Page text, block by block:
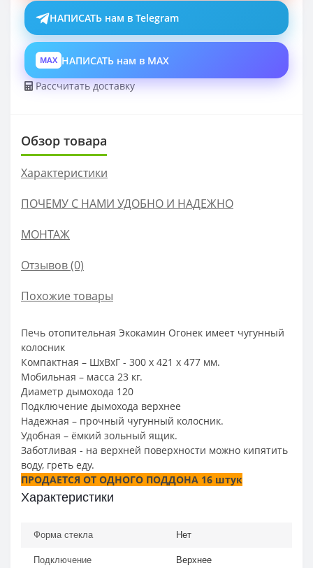
НАПИСАТЬ нам в Telegram
MAX НАПИСАТЬ нам в MAX
Рассчитать доставку
Обзор товара
Характеристики
ПОЧЕМУ С НАМИ УДОБНО И НАДЕЖНО
МОНТАЖ
Отзывов (0)
Похожие товары
Печь отопительная Экокамин Огонек имеет чугунный
колосник
Компактная – ШхВхГ - 300 х 421 х 477 мм.
Мобильная – масса 23 кг.
Диаметр дымохода 120
Подключение дымохода верхнее
Надежная – прочный чугунный колосник.
Удобная – ёмкий зольный ящик.
Заботливая - на верхней поверхности можно кипятить
воду, греть еду.
ПРОДАЕТСЯ ОТ ОДНОГО ПОДДОНА 16 штук
Характеристики
Форма стекла Нет
Подключение Верхнее